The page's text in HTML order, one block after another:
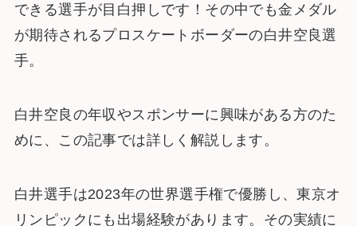
できる選手が目白押しです！その中でも金メダル
が期待されるプロスケートボーダーの白井空良選
手。
白井空良の年収やスポンサーに興味がある方のた
めに、この記事では詳しく解説します。
白井選手は2023年の世界選手権で優勝し、東京オ
リンピックにも出場経験があります。その実績に